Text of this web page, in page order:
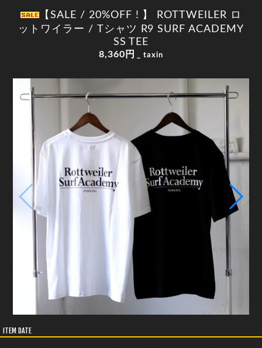
【SALE / 20%OFF ! 】 ROTTWEILER ロ
ットワイラー / Tシャツ R9 SURF ACADEMY
SS TEE
8,360円 _ taxin
ITEM DATE